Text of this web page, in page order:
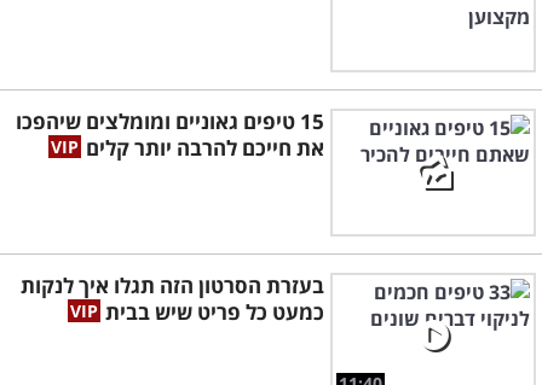
15 טיפים גאוניים ומומלצים שיהפכו
את חייכם להרבה יותר קלים
בעזרת הסרטון הזה תגלו איך לנקות
כמעט כל פריט שיש בבית